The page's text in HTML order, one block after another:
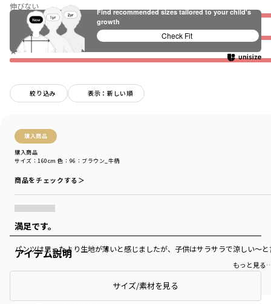
伸びない
普段着（通園・通学）
★
絞り込み 表示：新しい順
購入商品
購入商品
サイズ：160cm 色：96：ブラウン_牛柄
商品をチェックする＞
満足です。
パンツは思ったより生地が薄いと感じましたが、子供はサラサラで涼しい〜
もっと見る
アイテム説明
サイズ/素材を見る
Find recommended sizes tailored to your child's
growth
Check Fit